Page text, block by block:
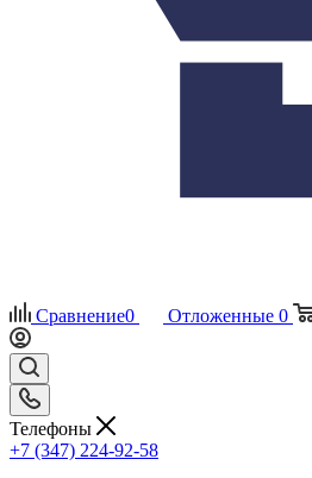
Сравнение0 Отложенные 0
Телефоны
+7 (347) 224-92-58